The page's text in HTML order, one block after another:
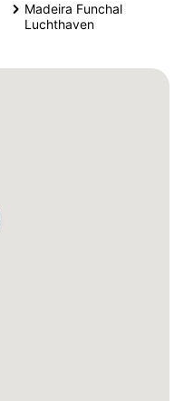
Madeira Funchal
Luchthaven